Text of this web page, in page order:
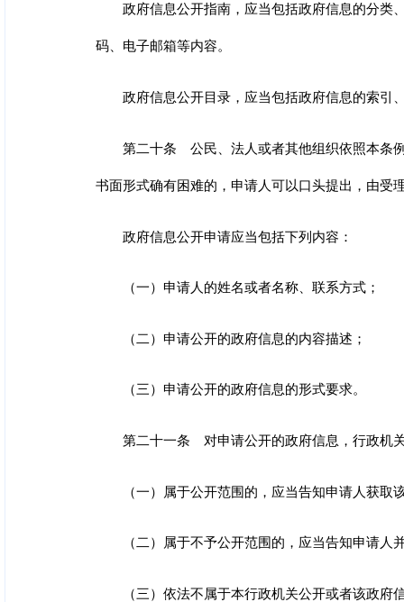
政府信息公开指南，应当包括政府信息的分类
码、电子邮箱等内容。
政府信息公开目录，应当包括政府信息的索引
第二十条 公民、法人或者其他组织依照本条
书面形式确有困难的，申请人可以口头提出，由受
政府信息公开申请应当包括下列内容：
（一）申请人的姓名或者名称、联系方式；
（二）申请公开的政府信息的内容描述；
（三）申请公开的政府信息的形式要求。
第二十一条 对申请公开的政府信息，行政机
（一）属于公开范围的，应当告知申请人获取
（二）属于不予公开范围的，应当告知申请人
（三）依法不属于本行政机关公开或者该政